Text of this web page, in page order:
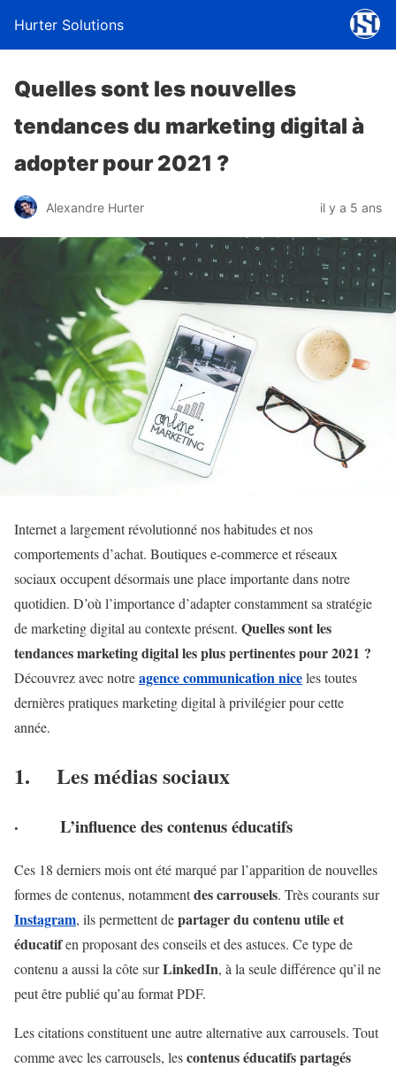
Hurter Solutions
Quelles sont les nouvelles
tendances du marketing digital à
adopter pour 2021 ?
Alexandre Hurter il y a 5 ans
Internet a largement révolutionné nos habitudes et nos
comportements d’achat. Boutiques e-commerce et réseaux
sociaux occupent désormais une place importante dans notre
quotidien. D’où l’importance d’adapter constamment sa stratégie
de marketing digital au contexte présent. Quelles sont les
tendances marketing digital les plus pertinentes pour 2021 ?
Découvrez avec notreagence communication niceles toutes
dernières pratiques marketing digital à privilégier pour cette
année.
1. Les médias sociaux
· L’influence des contenus éducatifs
Ces 18 derniers mois ont été marqué par l’apparition de nouvelles
formes de contenus, notammentdes carrousels. Très courants sur
Instagram, ils permettent departager du contenu utile et
éducatifen proposant des conseils et des astuces. Ce type de
contenu a aussi la côte surLinkedIn, à la seule différence qu’il ne
peut être publié qu’au format PDF.
Les citations constituent une autre alternative aux carrousels. Tout
comme avec les carrousels, lescontenus éducatifs partagés